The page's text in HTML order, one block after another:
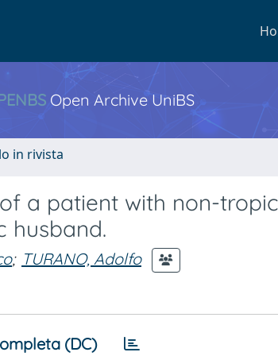
Open Archive UniBS
in rivista
a patient with non-
husband.
; TURANO, Adolfo
(DC)